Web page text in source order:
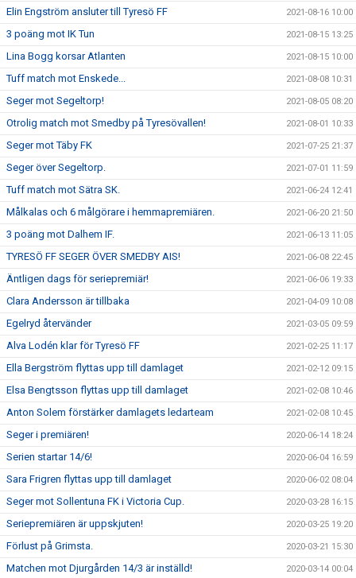
Elin Engström ansluter till Tyresö FF 2021-08-16 10:00
3 poäng mot IK Tun 2021-08-15 13:25
Lina Bogg korsar Atlanten 2021-08-15 10:00
Tuff match mot Enskede... 2021-08-08 10:31
Seger mot Segeltorp! 2021-08-05 08:20
Otrolig match mot Smedby på Tyresövallen! 2021-08-01 10:33
Seger mot Täby FK 2021-07-25 21:37
Seger över Segeltorp. 2021-07-01 11:59
Tuff match mot Sätra SK. 2021-06-24 12:41
Målkalas och 6 målgörare i hemmapremiären. 2021-06-20 21:50
3 poäng mot Dalhem IF. 2021-06-13 11:05
TYRESÖ FF SEGER ÖVER SMEDBY AIS! 2021-06-08 22:45
Äntligen dags för seriepremiär! 2021-06-06 19:33
Clara Andersson är tillbaka 2021-04-09 10:08
Egelryd återvänder 2021-03-05 09:59
Alva Lodén klar för Tyresö FF 2021-02-25 11:17
Ella Bergström flyttas upp till damlaget 2021-02-12 09:15
Elsa Bengtsson flyttas upp till damlaget 2021-02-08 10:46
Anton Solem förstärker damlagets ledarteam 2021-02-08 10:45
Seger i premiären! 2020-06-14 18:24
Serien startar 14/6! 2020-06-04 16:59
Sara Frigren flyttas upp till damlaget 2020-06-02 08:04
Seger mot Sollentuna FK i Victoria Cup. 2020-03-28 16:15
Seriepremiären är uppskjuten! 2020-03-25 19:20
Förlust på Grimsta. 2020-03-21 15:30
Matchen mot Djurgården 14/3 är inställd! 2020-03-14 00:04